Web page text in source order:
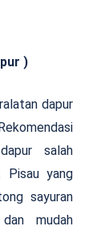
)
dapur
salah
Pisau yang
sayuran
mudah